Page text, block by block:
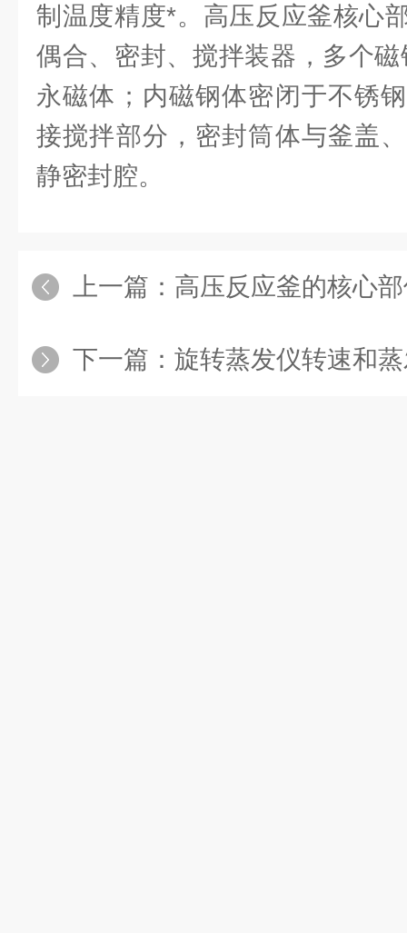
制温度精度*。高压反应釜核心
偶合、密封、搅拌装器，多个
永磁体；内磁钢体密闭于不锈
接搅拌部分，密封筒体与釜盖
静密封腔。
上一篇： 高压反应釜的核心
下一篇： 旋转蒸发仪转速和蒸发